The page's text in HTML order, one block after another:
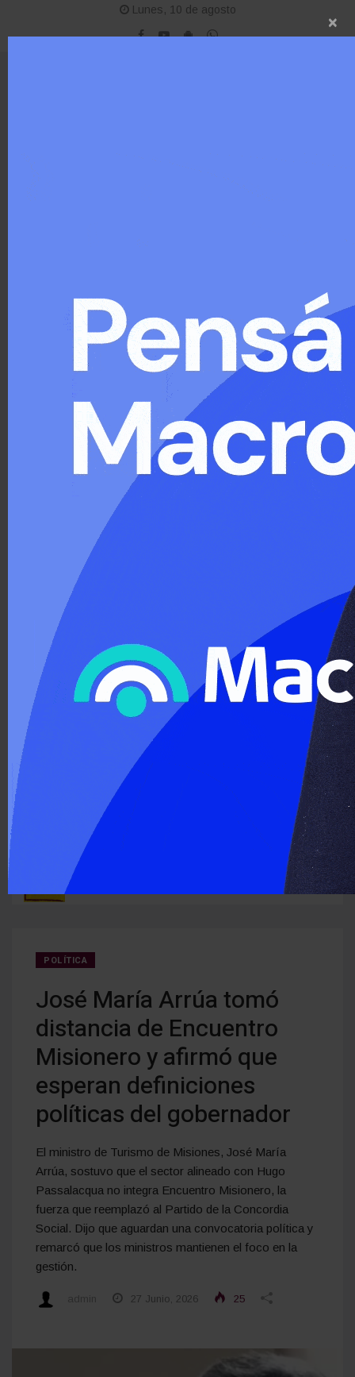
Lunes, 10 de agosto
ÚLTIMO MOMENTO :
Detectan cocaína oculta en carne que iba a ser entregada a
›
POLÍTICA
José María Arrúa tomó
distancia de Encuentro
Misionero y afirmó que
esperan definiciones
políticas del gobernador
El ministro de Turismo de Misiones, José María
Arrúa, sostuvo que el sector alineado con Hugo
Passalacqua no integra Encuentro Misionero, la
fuerza que reemplazó al Partido de la Concordia
Social. Dijo que aguardan una convocatoria política y
remarcó que los ministros mantienen el foco en la
gestión.
27 Junio, 2026 25
×